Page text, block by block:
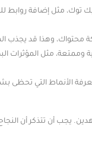
توك، مثل إضافة
وهذا قد يجذب
وممتعة، مثل المؤثرات
الأنماط التي تحظى
أن تتذكر أن النجاح